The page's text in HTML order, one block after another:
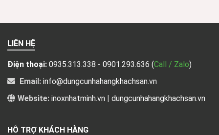
LIÊN HỆ
Điện thoại: 0935.313.338 - 0901.293.636 (Call / Zalo)
Email: info@dungcunhahangkhachsan.vn
Website: inoxnhatminh.vn | dungcunhahangkhachsan.vn
HỖ TRỢ KHÁCH HÀNG